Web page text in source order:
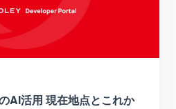
AI活用 現在地点とこれか